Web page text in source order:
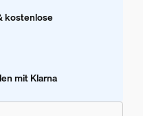
kostenlose
mit Klarna